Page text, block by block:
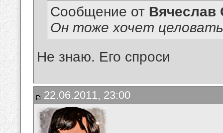
Сообщение от Вячеслав
Он тоже хочет
Не знаю. Его спроси
22.06.2011, 23:00